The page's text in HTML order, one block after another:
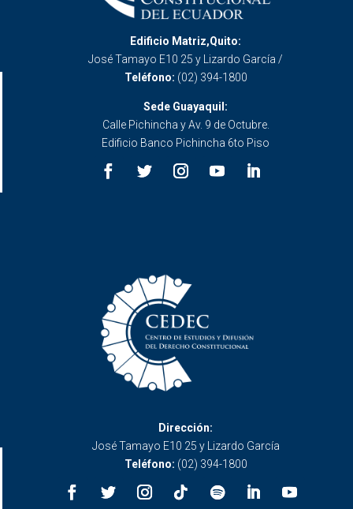
Edificio Matriz,Quito:
José Tamayo E10 25 y Lizardo García /
Teléfono: (02) 394-1800
Sede Guayaquil:
Calle Pichincha y Av. 9 de Octubre.
Edificio Banco Pichincha 6to Piso
Dirección:
José Tamayo E10 25 y Lizardo García
Teléfono: (02) 394-1800